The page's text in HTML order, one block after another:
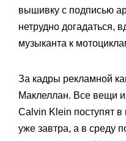
вышивку с подписью
нетрудно догадаться,
музыканта к
За кадры рекламной
Маклеллан. Все вещи
Calvin Klein поступят
уже завтра, а в среду